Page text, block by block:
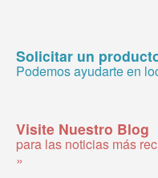
Solicitar un
Podemos ayudarte en
Visite Nuestro Blog
para las noticias más
»